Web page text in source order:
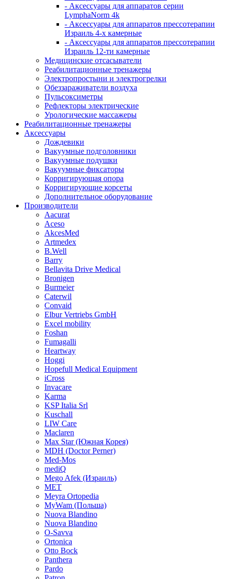
- Аксессуары для аппаратов серии
LymphaNorm 4k
- Аксессуары для аппаратов прессотерапии
Израиль 4-х камерные
- Аксессуары для аппаратов прессотерапии
Израиль 12-ти камерные
Медицинские отсасыватели
Реабилитационные тренажеры
Электропростыни и электрогрелки
Обеззараживатели воздуха
Пульсоксиметры
Рефлекторы электрические
Урологические массажеры
Реабилитационные тренажеры
Аксессуары
Дождевики
Вакуумные подголовники
Вакуумные подушки
Вакуумные фиксаторы
Корригирующая опора
Корригирующие корсеты
Дополнительное оборудование
Производители
Aacurat
Aceso
AkcesMed
Artmedex
B.Well
Barry
Bellavita Drive Medical
Bronigen
Burmeier
Caterwil
Convaid
Elbur Vertriebs GmbH
Excel mobility
Foshan
Fumagalli
Heartway
Hoggi
Hopefull Medical Equipment
iCross
Invacare
Karma
KSP Italia Srl
Kuschall
LIW Care
Maclaren
Max Star (Южная Корея)
MDH (Doctor Perner)
Med-Mos
mediQ
Mego Afek (Израиль)
MET
Meyra Ortopedia
MyWam (Польша)
Nuova Blandino
Nuova Blandino
O-Savva
Ortonica
Otto Bock
Panthera
Pardo